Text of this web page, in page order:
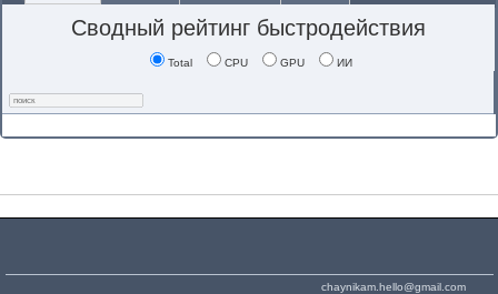
Сводный рейтинг быстродействия
Total CPU GPU ИИ
chaynikam.hello@gmail.com